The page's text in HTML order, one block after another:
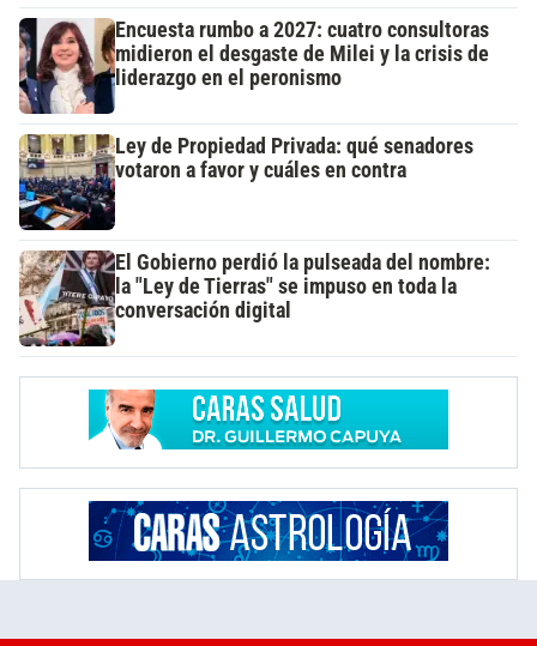
Encuesta rumbo a 2027: cuatro consultoras
midieron el desgaste de Milei y la crisis de
liderazgo en el peronismo
Ley de Propiedad Privada: qué senadores
votaron a favor y cuáles en contra
El Gobierno perdió la pulseada del nombre:
la "Ley de Tierras" se impuso en toda la
conversación digital